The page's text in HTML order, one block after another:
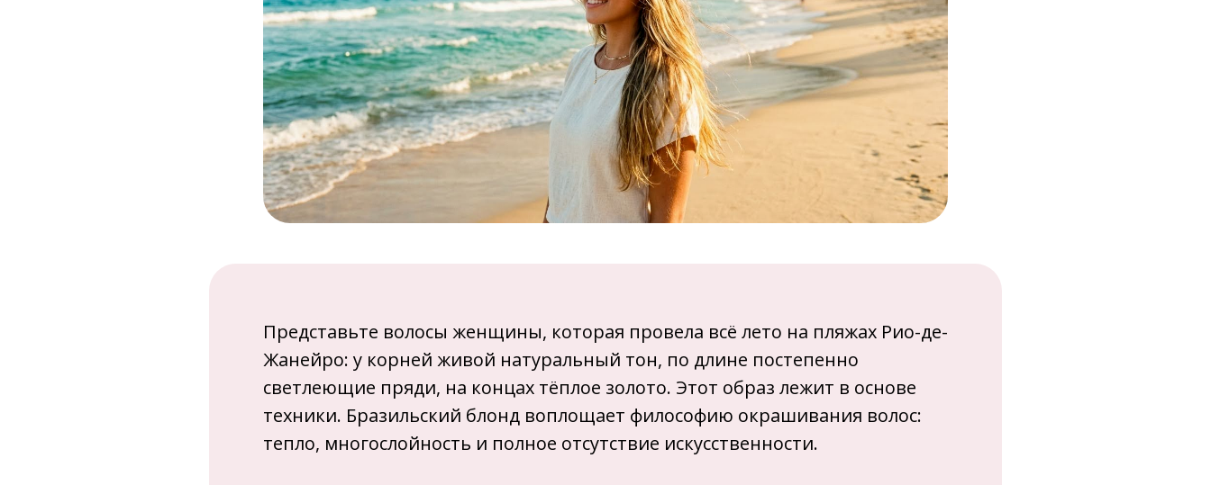
Представьте волосы женщины, которая провела всё лето на пляжах Рио-де-
Жанейро: у корней живой натуральный тон, по длине постепенно
светлеющие пряди, на концах тёплое золото. Этот образ лежит в основе
техники. Бразильский блонд воплощает философию окрашивания волос:
тепло, многослойность и полное отсутствие искусственности.